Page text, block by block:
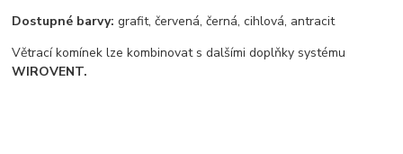
Dostupné barvy: grafit, červená, černá, cihlová, antracit
Větrací komínek lze kombinovat s dalšími doplňky systému
WIROVENT.